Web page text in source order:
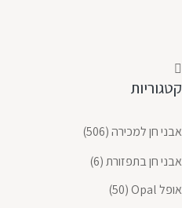
קטגוריות
אבני חן למכירה(506)
אבני חן בתפזורת(6)
אופל Opal
(50)